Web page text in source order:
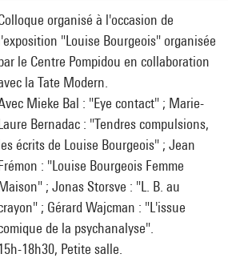
organisé à l'occasion de
"Louise Bourgeois" organisée
le Centre Pompidou en collaboration
la Tate Modern.
Mieke Bal : "Eye contact" ; Marie-
Bernadac : "Tendres compulsions,
écrits de Louise Bourgeois" ; Jean
: "Louise Bourgeois Femme
; Jonas Storsve : "L. B. au
; Gérard Wajcman : "L'issue
de la psychanalyse".
18h30, Petite salle.